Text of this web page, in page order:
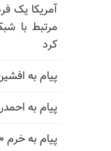
آمریکا یک
مرتبط با
کرد
پیام به افشین ۷۸۰
پیام به احمدرضا ۱۹۷۰
پیام به خرم ۶۳۰۰ شیراز